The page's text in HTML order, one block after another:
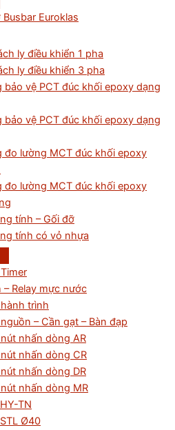
Euroklas
ly điều khiển 1 pha
ly điều khiển 3 pha
bảo vệ PCT đúc khối epoxy dạng
bảo vệ PCT đúc khối epoxy dạng
đo lường MCT đúc khối epoxy
đo lường MCT đúc khối epoxy
tính – Gối đỡ
tính có vỏ nhựa
– Relay mực nước
trình
– Cần gạt – Bàn đạp
nhấn dòng AR
nhấn dòng CR
nhấn dòng DR
nhấn dòng MR
TN
Ø40